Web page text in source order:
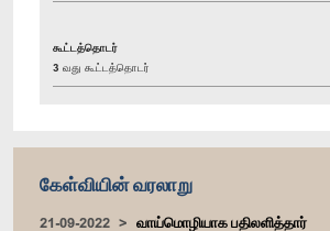
கூட்டத்தொடர்
3 வது கூட்டத்தொடர்
கேள்வியின் வரலாறு
21-09-2022 வாய்மொழியாக பதிலளித்தார்